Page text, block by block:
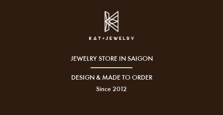
JEWELRY STORE IN SAIGON
DESIGN & MADE TO ORDER
Since 2012